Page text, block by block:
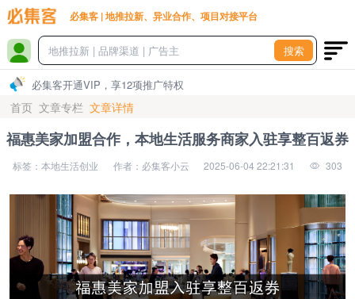
必集客 | 地推拉新、异业合作、项目对接平台
搜索
必集客开通VIP，享12项推广特权
首页 文章专栏 文章详情
福惠美家加盟合作，本地生活服务商家入驻享整百返券
标签：本地生活创业 作者：必集客小云 2025-06-04 22:21:31 303